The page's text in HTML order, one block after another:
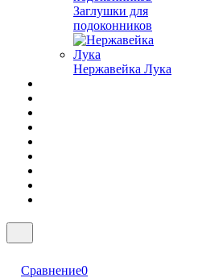
Заглушки для
подоконников
Нержавейка Лука
Сравнение0